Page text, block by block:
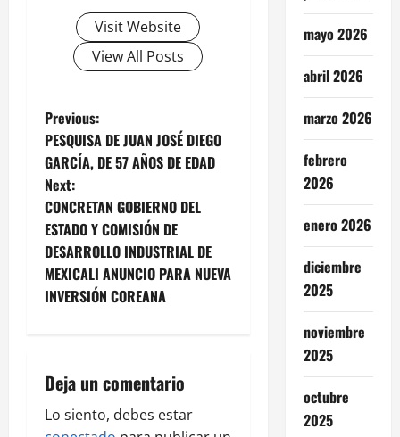
Visit Website
View All Posts
P
o
s
t
n
a
i
g
Previous:
PESQUISA DE JUAN JOSÉ DIEGO
GARCÍA, DE 57 AÑOS DE EDAD
Next:
CONCRETAN GOBIERNO DEL
ESTADO Y COMISIÓN DE
DESARROLLO INDUSTRIAL DE
MEXICALI ANUNCIO PARA NUEVA
INVERSIÓN COREANA
Deja un comentario
Lo siento, debes estar
mayo 2026
abril 2026
marzo 2026
febrero
2026
enero 2026
diciembre
2025
noviembre
2025
octubre
2025